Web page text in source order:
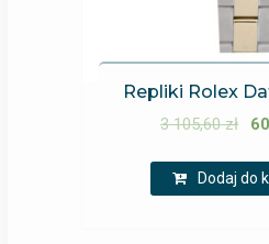
Repliki Rolex
3 105,60zł
Dodaj do